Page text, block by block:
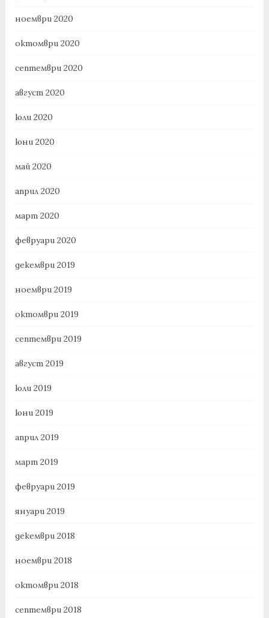
ноември 2020
октомври 2020
септември 2020
август 2020
юли 2020
юни 2020
май 2020
април 2020
март 2020
февруари 2020
декември 2019
ноември 2019
октомври 2019
септември 2019
август 2019
юли 2019
юни 2019
април 2019
март 2019
февруари 2019
януари 2019
декември 2018
ноември 2018
октомври 2018
септември 2018